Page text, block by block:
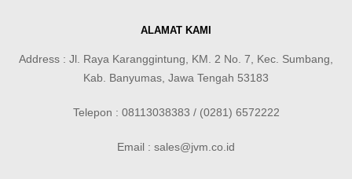
ALAMAT KAMI
Address : Jl. Raya Karanggintung, KM. 2 No. 7, Kec. Sumbang,
Kab. Banyumas, Jawa Tengah 53183
Telepon : 08113038383 / (0281) 6572222
Email : sales@jvm.co.id